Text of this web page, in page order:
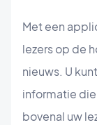
Met een
lezers op de
nieuws. U
informatie
bovenal uw